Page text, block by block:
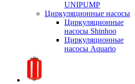
UNIPUMP
Циркуляционные насосы
Циркуляционные
насосы Shinhoo
Циркуляционные
насосы Aquario